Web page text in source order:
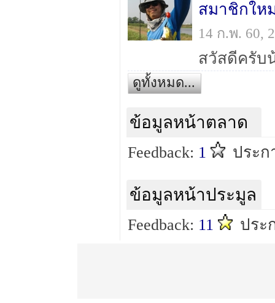
สมาชิกให
14 ก.พ. 60,
สวัสดีครับ
ดูทั้งหมด...
ข้อมูลหน้าตลาด
Feedback: 1 ประก
ข้อมูลหน้าประมูล
Feedback: 11 ประ